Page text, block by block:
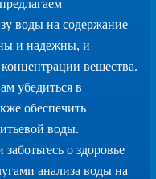
воды на содержание
и надежны, и
вещества.
убедиться в
обеспечить
воды.
о здоровье
анализа воды на